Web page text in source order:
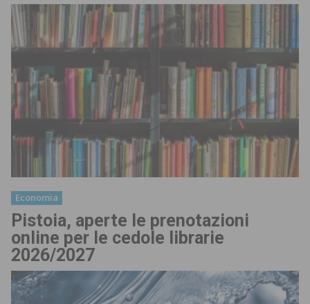
Economia
Pistoia, aperte le prenotazioni
online per le cedole librarie
2026/2027